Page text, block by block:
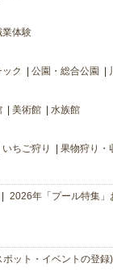
業体験
ク 公園・総合公園
美術館 水族館
いちご狩り 果物狩り・
2026年「プール特集」
ット・イベントの登録)